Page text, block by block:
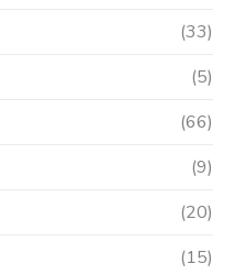
(33)
(5)
(66)
(9)
(20)
(15)